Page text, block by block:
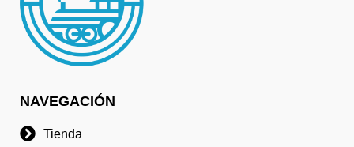
NAVEGACIÓN
Tienda